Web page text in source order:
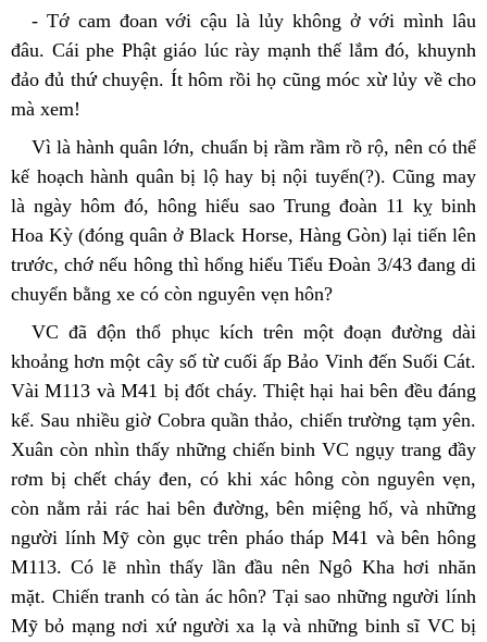
- Tớ cam đoan với cậu là lủy không ở với mình lâu
đâu. Cái phe Phật giáo lúc rày mạnh thế lắm đó, khuynh
đảo đủ thứ chuyện. Ít hôm rồi họ cũng móc xừ lủy về cho
mà xem!
Vì là hành quân lớn, chuẩn bị rầm rầm rồ rộ, nên có thể
kế hoạch hành quân bị lộ hay bị nội tuyến(?). Cũng may
là ngày hôm đó, hông hiểu sao Trung đoàn 11 kỵ binh
Hoa Kỳ (đóng quân ở Black Horse, Hàng Gòn) lại tiến lên
trước, chớ nếu hông thì hổng hiểu Tiểu Đoàn 3/43 đang di
chuyển bằng xe có còn nguyên vẹn hôn?
VC đã độn thổ phục kích trên một đoạn đường dài
khoảng hơn một cây số từ cuối ấp Bảo Vinh đến Suối Cát.
Vài M113 và M41 bị đốt cháy. Thiệt hại hai bên đều đáng
kể. Sau nhiều giờ Cobra quần thảo, chiến trường tạm yên.
Xuân còn nhìn thấy những chiến binh VC ngụy trang đầy
rơm bị chết cháy đen, có khi xác hông còn nguyên vẹn,
còn nằm rải rác hai bên đường, bên miệng hố, và những
người lính Mỹ còn gục trên pháo tháp M41 và bên hông
M113. Có lẽ nhìn thấy lần đầu nên Ngô Kha hơi nhăn
mặt. Chiến tranh có tàn ác hôn? Tại sao những người lính
Mỹ bỏ mạng nơi xứ người xa lạ và những binh sĩ VC bị